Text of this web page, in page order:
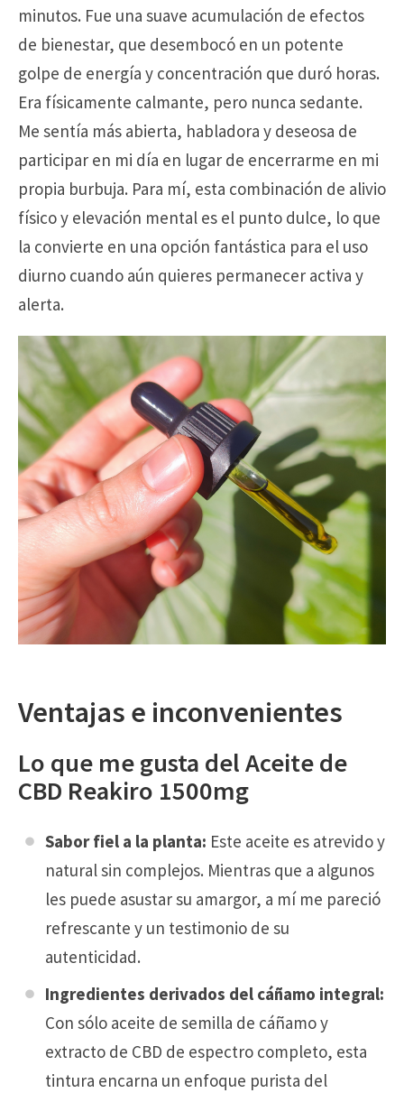
minutos. Fue una suave acumulación de efectos
de bienestar, que desembocó en un potente
golpe de energía y concentración que duró horas.
Era físicamente calmante, pero nunca sedante.
Me sentía más abierta, habladora y deseosa de
participar en mi día en lugar de encerrarme en mi
propia burbuja. Para mí, esta combinación de alivio
físico y elevación mental es el punto dulce, lo que
la convierte en una opción fantástica para el uso
diurno cuando aún quieres permanecer activa y
alerta.
Ventajas e inconvenientes
Lo que me gusta del Aceite de
CBD Reakiro 1500mg
Sabor fiel a la planta: Este aceite es atrevido y
natural sin complejos. Mientras que a algunos
les puede asustar su amargor, a mí me pareció
refrescante y un testimonio de su
autenticidad.
Ingredientes derivados del cáñamo integral:
Con sólo aceite de semilla de cáñamo y
extracto de CBD de espectro completo, esta
tintura encarna un enfoque purista del